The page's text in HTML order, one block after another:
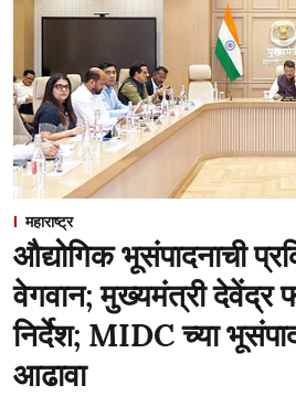
महाराष्ट्र
औद्योगिक भूसंपादनाची
वेगवान; मुख्यमंत्री देवेंद्र
निर्देश; MIDC च्या
आढावा